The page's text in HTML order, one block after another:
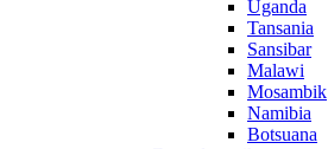
Uganda
Tansania
Sansibar
Malawi
Mosambik
Namibia
Botsuana